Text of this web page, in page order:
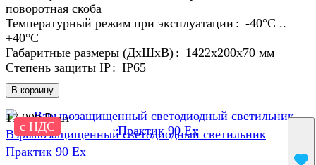
В корзину
поворотная скоба
Температурный режим при эксплуатации : -40°С ..
+40°C
Габаритные размеры (ДхШхВ) : 1422х200х70 мм
Степень защиты IP : IP65
с НДС
17 000 ₽/шт
Взрывозащищенный светодиодный светильник
Практик 90 Ex